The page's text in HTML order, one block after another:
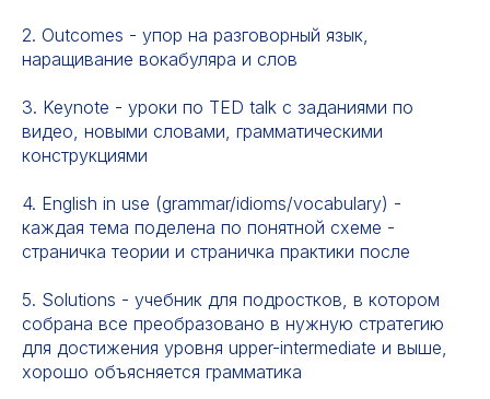
2. Outcomes - упор на разговорный язык,
наращивание вокабуляра и слов
3. Keynote - уроки по TED talk с заданиями по
видео, новыми словами, грамматическими
конструкциями
4. English in use (grammar/idioms/vocabulary) -
каждая тема поделена по понятной схеме -
страничка теории и страничка практики после
5. Solutions - учебник для подростков, в котором
собрана все преобразовано в нужную стратегию
для достижения уровня upper-intermediate и выше,
хорошо объясняется грамматика